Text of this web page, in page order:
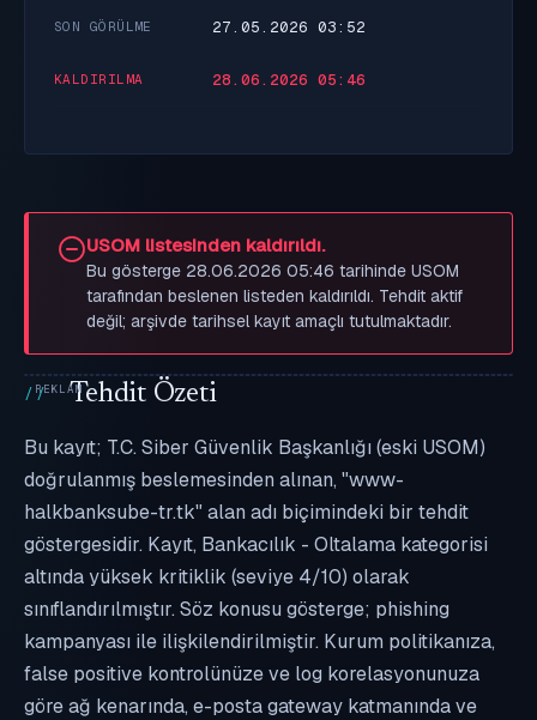
SON GÖRÜLME 27.05.2026 03:52
KALDIRILMA 28.06.2026 05:46
USOM listesinden kaldırıldı.
Bu gösterge 28.06.2026 05:46 tarihinde USOM
tarafından beslenen listeden kaldırıldı. Tehdit aktif
değil; arşivde tarihsel kayıt amaçlı tutulmaktadır.
Tehdit Özeti
Bu kayıt; T.C. Siber Güvenlik Başkanlığı (eski USOM)
doğrulanmış beslemesinden alınan, "www-
halkbanksube-tr.tk" alan adı biçimindeki bir tehdit
göstergesidir. Kayıt, Bankacılık - Oltalama kategorisi
altında yüksek kritiklik (seviye 4/10) olarak
sınıflandırılmıştır. Söz konusu gösterge; phishing
kampanyası ile ilişkilendirilmiştir. Kurum politikanıza,
false positive kontrolünüze ve log korelasyonunuza
göre ağ kenarında, e-posta gateway katmanında ve